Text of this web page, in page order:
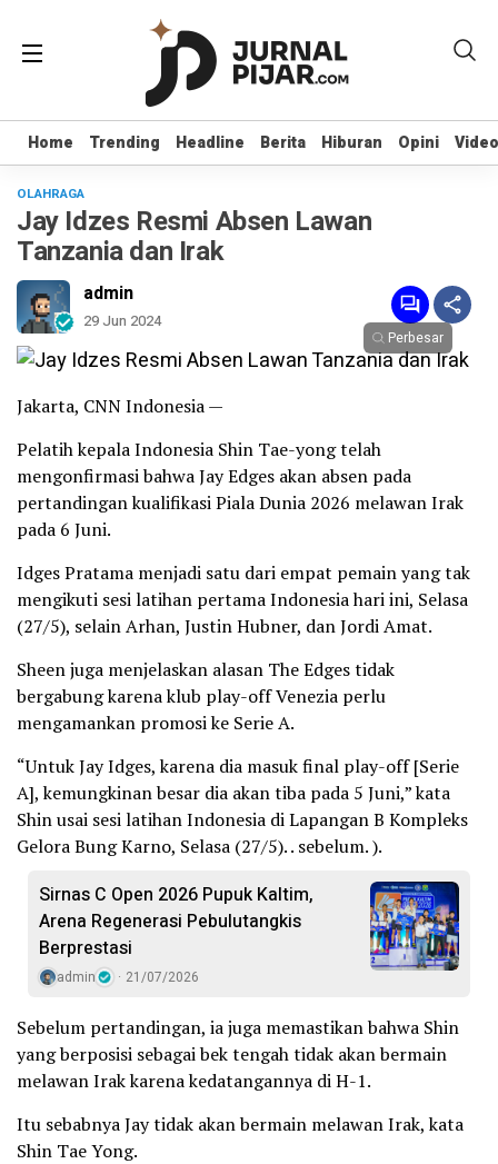
Home Trending Headline Berita Hiburan Opini Video
Home Trending Headline Berita Hiburan Opini Video
OLAHRAGA
Jay Idzes Resmi Absen Lawan
Tanzania dan Irak
admin
29 Jun 2024
Perbesar
Jakarta, CNN Indonesia —
Pelatih kepala Indonesia Shin Tae-yong telah
mengonfirmasi bahwa Jay Edges akan absen pada
pertandingan kualifikasi Piala Dunia 2026 melawan Irak
pada 6 Juni.
Idges Pratama menjadi satu dari empat pemain yang tak
mengikuti sesi latihan pertama Indonesia hari ini, Selasa
(27/5), selain Arhan, Justin Hubner, dan Jordi Amat.
Sheen juga menjelaskan alasan The Edges tidak
bergabung karena klub play-off Venezia perlu
mengamankan promosi ke Serie A.
“Untuk Jay Idges, karena dia masuk final play-off [Serie
A], kemungkinan besar dia akan tiba pada 5 Juni,” kata
Shin usai sesi latihan Indonesia di Lapangan B Kompleks
Gelora Bung Karno, Selasa (27/5). . sebelum. ).
Sirnas C Open 2026 Pupuk Kaltim,
Arena Regenerasi Pebulutangkis
Berprestasi
admin 21/07/2026
Sebelum pertandingan, ia juga memastikan bahwa Shin
yang berposisi sebagai bek tengah tidak akan bermain
melawan Irak karena kedatangannya di H-1.
Itu sebabnya Jay tidak akan bermain melawan Irak, kata
Shin Tae Yong.